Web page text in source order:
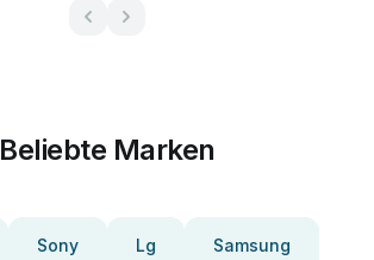
Beliebte Marken
Sony Lg Samsung